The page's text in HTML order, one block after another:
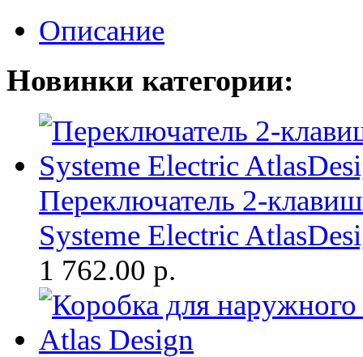
Описание
Новинки категории:
Переключатель 2-
Systeme Electric
1 762.00 р.